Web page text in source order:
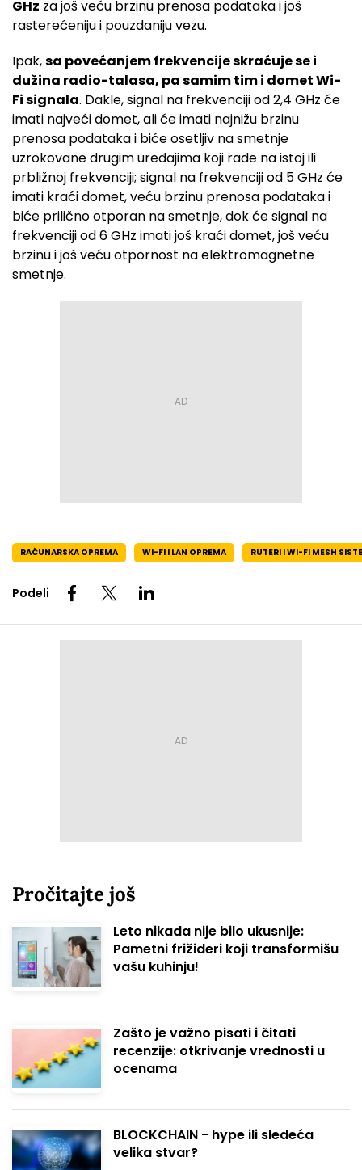
GHz za još veću brzinu prenosa podataka i još
rasterećeniju i pouzdaniju vezu.
Ipak,sa povećanjem frekvencije skraćuje se i
dužina radio-talasa, pa samim tim i domet Wi-
Fi signala. Dakle, signal na frekvenciji od 2,4 GHz će
imati najveći domet, ali će imati najnižu brzinu
prenosa podataka i biće osetljiv na smetnje
uzrokovane drugim uređajima koji rade na istoj ili
prbližnoj frekvenciji; signal na frekvenciji od 5 GHz će
imati kraći domet, veću brzinu prenosa podataka i
biće prilično otporan na smetnje, dok će signal na
frekvenciji od 6 GHz imati još kraći domet, još veću
brzinu i još veću otpornost na elektromagnetne
smetnje.
RAČUNARSKA OPREMA WI-FI I LAN OPREMA RUTERI I WI-FI MESH
Podeli
Pročitajte još
Leto nikada nije bilo ukusnije:
Pametni frižideri koji transformišu
vašu kuhinju!
Zašto je važno pisati i čitati
recenzije: otkrivanje vrednosti u
ocenama
BLOCKCHAIN - hype ili sledeća
velika stvar?